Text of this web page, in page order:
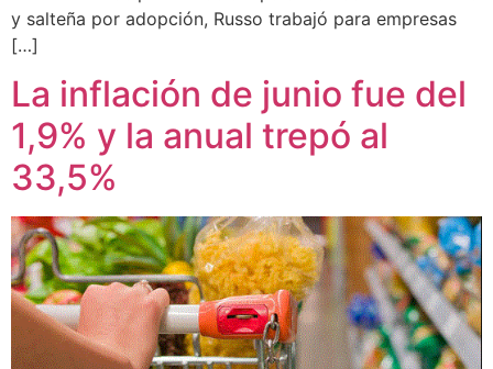
y salteña por adopción, Russo trabajó para empresas
[…]
La inflación de junio fue del
1,9% y la anual trepó al
33,5%